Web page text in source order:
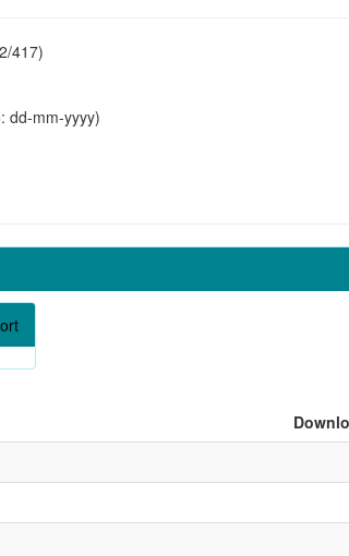
417)
dd-mm-yyyy)